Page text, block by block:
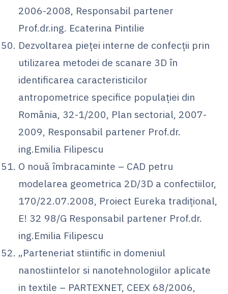
2006-2008, Responsabil partener
Prof.dr.ing. Ecaterina Pintilie
Dezvoltarea pieţei interne de confecţii prin
utilizarea metodei de scanare 3D în
identificarea caracteristicilor
antropometrice specifice populaţiei din
România, 32-1/200, Plan sectorial, 2007-
2009, Responsabil partener Prof.dr.
ing.Emilia Filipescu
O nouă îmbracaminte – CAD petru
modelarea geometrica 2D/3D a confectiilor,
170/22.07.2008, Proiect Eureka tradiţional,
E! 32 98/G Responsabil partener Prof.dr.
ing.Emilia Filipescu
„Parteneriat stiintific in domeniul
nanostiintelor si nanotehnologiilor aplicate
in textile – PARTEXNET, CEEX 68/2006,